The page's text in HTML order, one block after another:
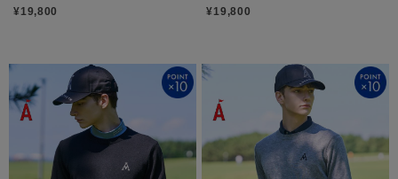
¥19,800 ¥19,800